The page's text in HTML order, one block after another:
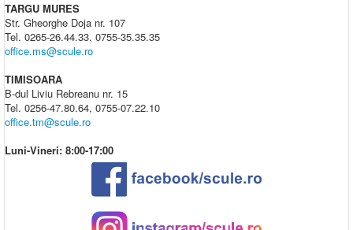
TARGU MURES
Str. Gheorghe Doja nr. 107
Tel. 0265-26.44.33, 0755-35.35.35
office.ms@scule.ro
TIMISOARA
B-dul Liviu Rebreanu nr. 15
Tel. 0256-47.80.64, 0755-07.22.10
office.tm@scule.ro
Luni-Vineri: 8:00-17:00